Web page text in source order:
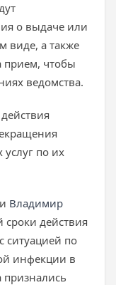
о выдаче или
виде, а также
прием, чтобы
ведомства.
услуг по их
Владимир
действия
ситуацией по
инфекции в
признались